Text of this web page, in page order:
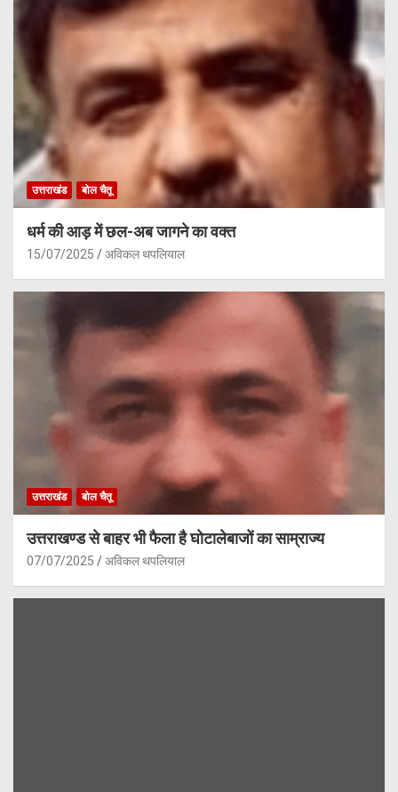
उत्तराखंड बोल चैतू
धर्म की आड़ में छल-अब जागने का वक्त
15/07/2025 अविकल थपलियाल
उत्तराखंड बोल चैतू
उत्तराखण्ड से बाहर भी फैला है घोटालेबाजों का साम्राज्य
07/07/2025 अविकल थपलियाल